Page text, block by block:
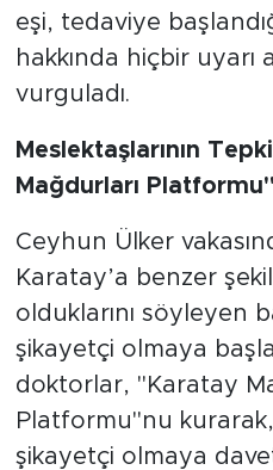
eşi, tedaviye
hakkında hiçbir uyarı
vurguladı.
Meslektaşlarının
Mağdurları Platformu"
Ceyhun Ülker
Karatay’a benzer
olduklarını söyleyen
şikayetçi olmaya
doktorlar, "Karatay
Platformu"nu
şikayetçi olmaya